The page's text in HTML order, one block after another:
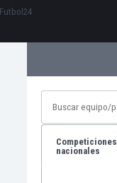
Competiciones
nacionales